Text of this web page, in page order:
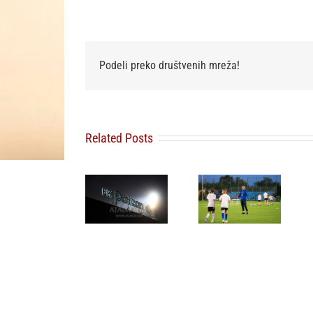
Podeli preko društvenih mreža!
Related Posts
FK Partizan
sport u
Beogradu
dobija novu
energiju:
NIKA CUP
podršku
Djaniju
Infantinu za
novi mandat